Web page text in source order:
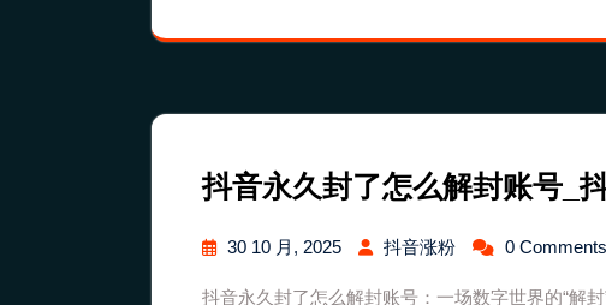
抖音永久封了怎么解封账号_
30 10 月, 2025 抖音涨粉 0 Comments
抖音永久封了怎么解封账号：一场数字世界的“解